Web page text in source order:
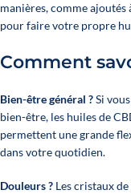
manières, comme ajoutés
pour faire votre propre
Comment
Bien-être général ?Si
bien-être, les huiles de
permettent une grande
dans votre quotidien.
Douleurs ? Les cristaux